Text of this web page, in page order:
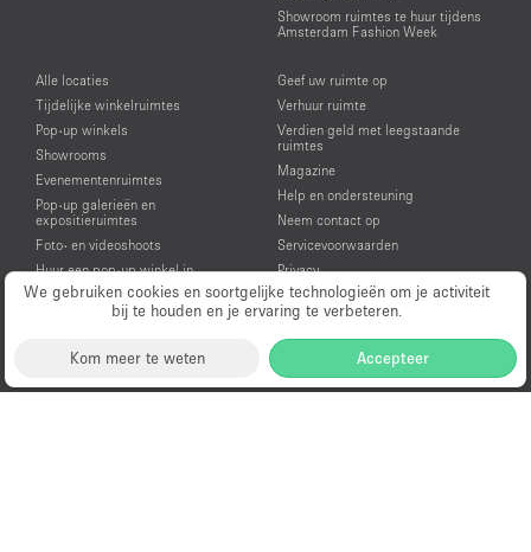
We gebruiken cookies en soortgelijke technologieën om je activiteit
bij te houden en je ervaring te verbeteren.
Kom meer te weten Accepteer
Showroom ruimtes te huur tijdens
Amsterdam Fashion Week
Alle locaties
Tijdelijke winkelruimtes
Pop-up winkels
Showrooms
Evenementenruimtes
Pop-up galerieën en
expositieruimtes
Foto- en videoshoots
Huur een pop-up winkel in
Amsterdam
Huur een showroom in Amsterdam
Amsterdam
Geef uw ruimte op
Verhuur ruimte
Verdien geld met leegstaande
ruimtes
Magazine
Help en ondersteuning
Neem contact op
Servicevoorwaarden
Privacy